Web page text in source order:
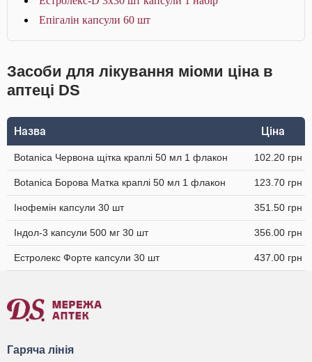
Епігалін капсули 60 шт
Засоби для лікування міоми ціна в
аптеці DS
Назва Ціна
Botanica Червона щітка краплі 50 мл 1 флакон 102.20 грн
Botanica Борова Матка краплі 50 мл 1 флакон 123.70 грн
Інофемін капсули 30 шт 351.50 грн
Індол-3 капсули 500 мг 30 шт 356.00 грн
Естролекс Форте капсули 30 шт 437.00 грн
Гаряча лінія